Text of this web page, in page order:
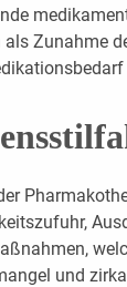
als Zunahme
und